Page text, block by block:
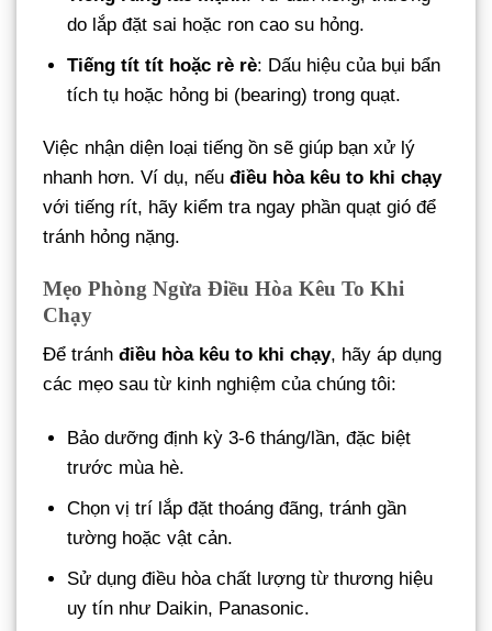
do lắp đặt sai hoặc ron cao su hỏng.
Tiếng tít tít hoặc rè rè: Dấu hiệu của bụi bẩn
tích tụ hoặc hỏng bi (bearing) trong quạt.
Việc nhận diện loại tiếng ồn sẽ giúp bạn xử lý
nhanh hơn. Ví dụ, nếu điều hòa kêu to khi chạy
với tiếng rít, hãy kiểm tra ngay phần quạt gió để
tránh hỏng nặng.
Mẹo Phòng Ngừa Điều Hòa Kêu To Khi
Chạy
Để tránh điều hòa kêu to khi chạy, hãy áp dụng
các mẹo sau từ kinh nghiệm của chúng tôi:
Bảo dưỡng định kỳ 3-6 tháng/lần, đặc biệt
trước mùa hè.
Chọn vị trí lắp đặt thoáng đãng, tránh gần
tường hoặc vật cản.
Sử dụng điều hòa chất lượng từ thương hiệu
uy tín như Daikin, Panasonic.